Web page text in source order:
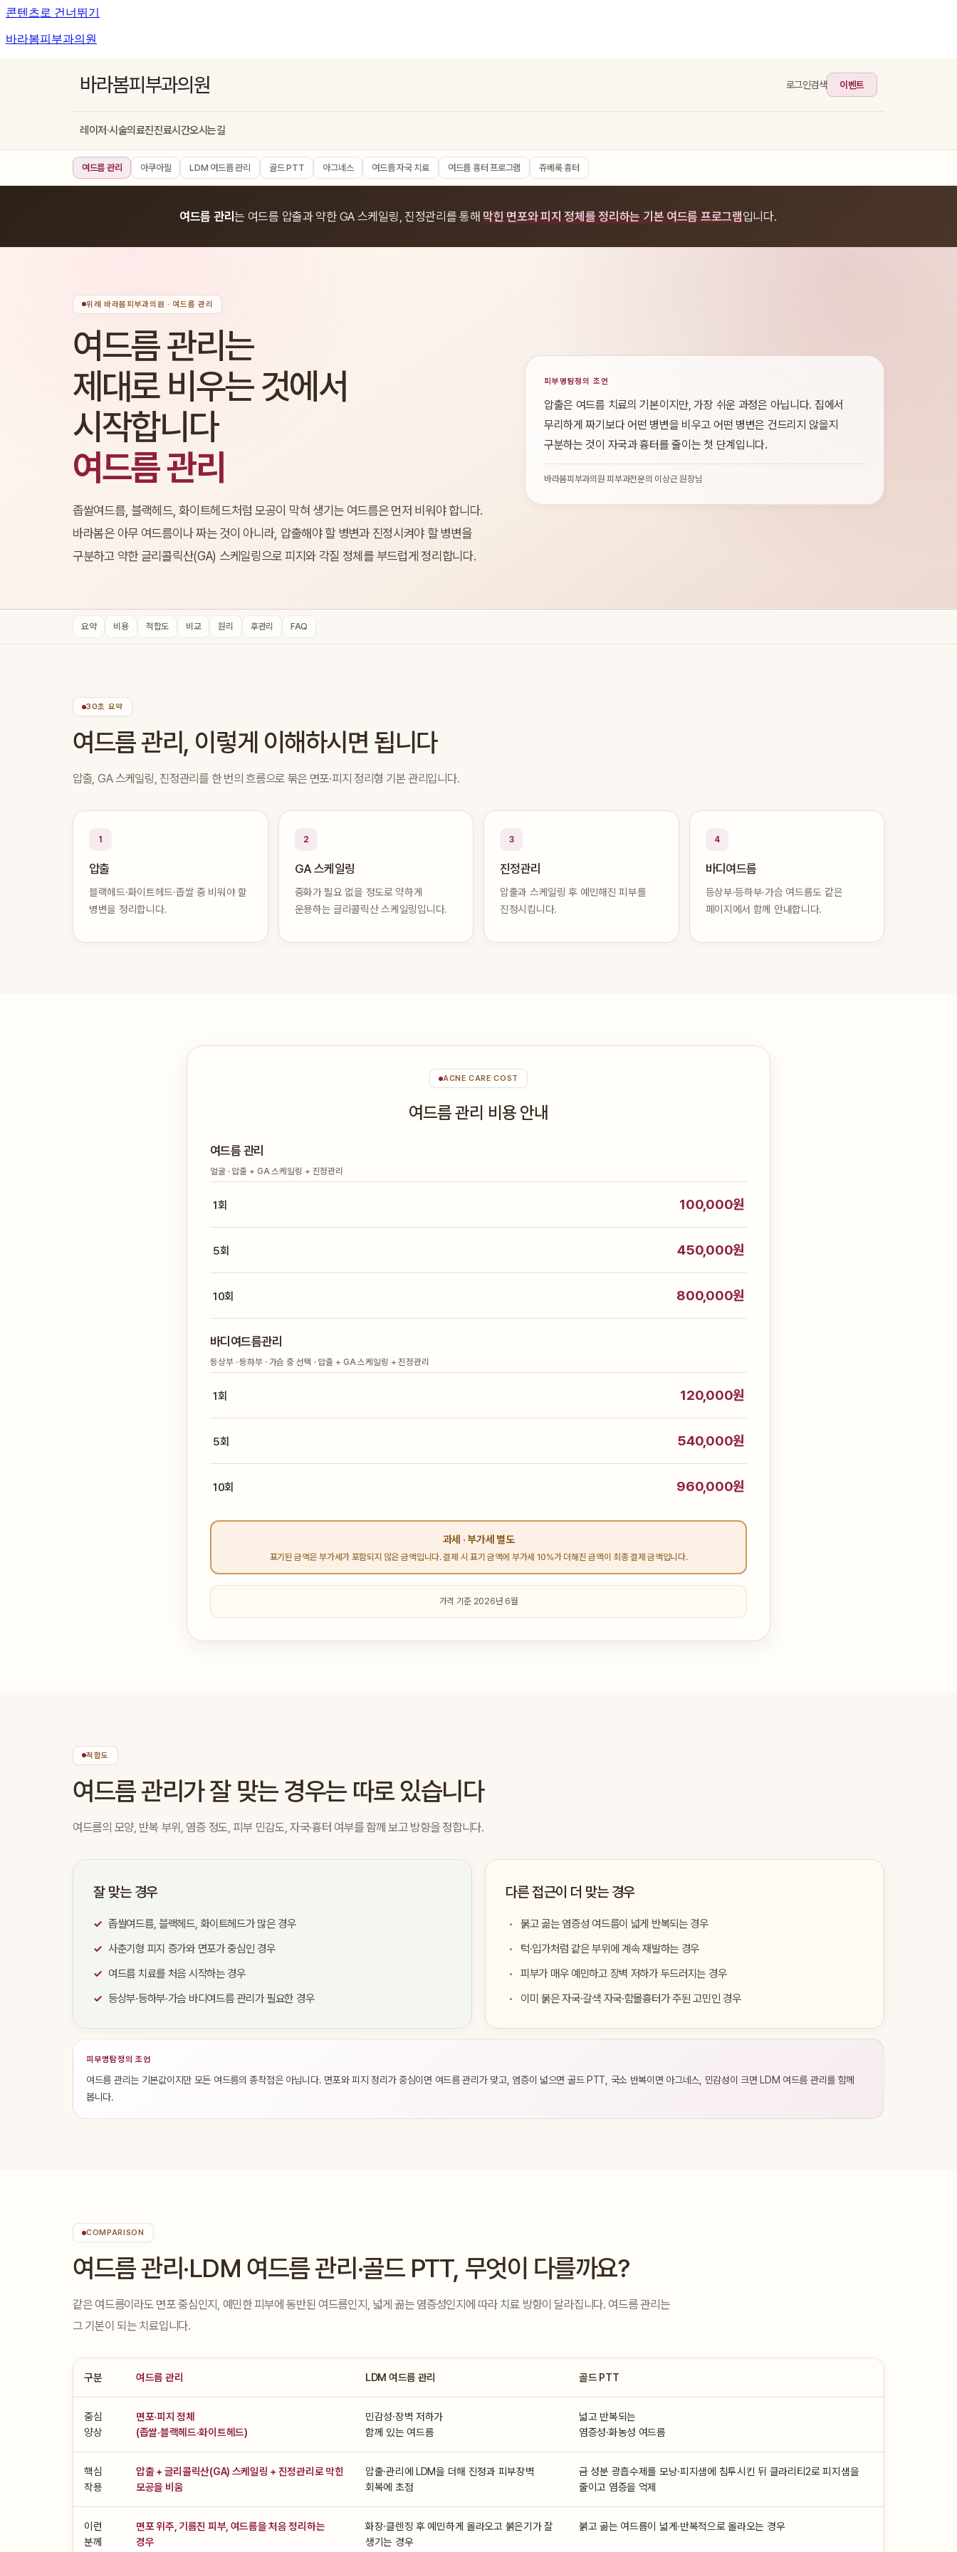
콘텐츠로 건너뛰기
바라봄피부과의원
바라봄피부과의원 로그인검색 이벤트
레이저·시술의료진진료시간오시는길
여드름 관리 아쿠아필 LDM 여드름 관리 골드 PTT 아그네스 여드름 자국 치료 여드름 흉터 프로그램 쥬베룩 흉터
여드름 관리는 여드름 압출과 약한 GA 스케일링, 진정관리를 통해막힌 면포와 피지 정체를 정리하는 기본 여드름 프로그램입니다.
위례 바라봄피부과의원 · 여드름 관리
여드름 관리는
제대로 비우는 것에서
시작합니다
여드름 관리
좁쌀여드름, 블랙헤드, 화이트헤드처럼 모공이 막혀 생기는 여드름은 먼저 비워야 합니다.
바라봄은 아무 여드름이나 짜는 것이 아니라, 압출해야 할 병변과 진정시켜야 할 병변을
구분하고 약한 글리콜릭산(GA) 스케일링으로 피지와 각질 정체를 부드럽게 정리합니다.
피부명탐정의 조언
압출은 여드름 치료의 기본이지만, 가장 쉬운 과정은 아닙니다. 집에서
무리하게 짜기보다 어떤 병변을 비우고 어떤 병변은 건드리지 않을지
구분하는 것이 자국과 흉터를 줄이는 첫 단계입니다.
바라봄피부과의원 피부과전문의 이상근 원장님
요약 비용 적합도 비교 원리 후관리 FAQ
30초 요약
여드름 관리, 이렇게 이해하시면 됩니다
압출, GA 스케일링, 진정관리를 한 번의 흐름으로 묶은 면포·피지 정리형 기본 관리입니다.
1
압출
블랙헤드·화이트헤드·좁쌀 중 비워야 할
병변을 정리합니다.
2
GA 스케일링
중화가 필요 없을 정도로 약하게
운용하는 글리콜릭산 스케일링입니다.
3
진정관리
압출과 스케일링 후 예민해진 피부를
진정시킵니다.
4
바디여드름
등상부·등하부·가슴 여드름도 같은
페이지에서 함께 안내합니다.
ACNE CARE COST
여드름 관리 비용 안내
여드름 관리
얼굴 · 압출 + GA 스케일링 + 진정관리
1회 100,000원
5회 450,000원
10회 800,000원
바디여드름관리
등상부 · 등하부 · 가슴 중 선택 · 압출 + GA 스케일링 + 진정관리
1회 120,000원
5회 540,000원
10회 960,000원
과세 · 부가세 별도
표기된 금액은 부가세가 포함되지 않은 금액입니다. 결제 시 표기 금액에 부가세 10%가 더해진 금액이 최종 결제 금액입니다.
가격 기준 2026년 6월
적합도
여드름 관리가 잘 맞는 경우는 따로 있습니다
여드름의 모양, 반복 부위, 염증 정도, 피부 민감도, 자국·흉터 여부를 함께 보고 방향을 정합니다.
잘 맞는 경우
좁쌀여드름, 블랙헤드, 화이트헤드가 많은 경우
사춘기형 피지 증가와 면포가 중심인 경우
여드름 치료를 처음 시작하는 경우
등상부·등하부·가슴 바디여드름 관리가 필요한 경우
다른 접근이 더 맞는 경우
붉고 곪는 염증성 여드름이 넓게 반복되는 경우
턱·입가처럼 같은 부위에 계속 재발하는 경우
피부가 매우 예민하고 장벽 저하가 두드러지는 경우
이미 붉은 자국·갈색 자국·함몰흉터가 주된 고민인 경우
피부명탐정의 조언
여드름 관리는 기본값이지만 모든 여드름의 종착점은 아닙니다. 면포와 피지 정리가 중심이면 여드름 관리가 맞고, 염증이 넓으면 골드 PTT, 국소 반복이면 아그네스, 민감성이 크면 LDM 여드름 관리를 함께
봅니다.
COMPARISON
여드름 관리·LDM 여드름 관리·골드 PTT, 무엇이 다를까요?
같은 여드름이라도 면포 중심인지, 예민한 피부에 동반된 여드름인지, 넓게 곪는 염증성인지에 따라 치료 방향이 달라집니다. 여드름 관리는
그 기본이 되는 치료입니다.
구분 여드름 관리 LDM 여드름 관리 골드 PTT
중심
양상
면포·피지 정체
(좁쌀·블랙헤드·화이트헤드)
민감성·장벽 저하가
함께 있는 여드름
넓고 반복되는
염증성·화농성 여드름
핵심
작용
압출 + 글리콜릭산(GA) 스케일링 + 진정관리로 막힌
모공을 비움
압출·관리에 LDM을 더해 진정과 피부장벽
회복에 초점
금 성분 광흡수제를 모낭·피지샘에 침투시킨 뒤 클라리티2로 피지샘을
줄이고 염증을 억제
이런
분께
면포 위주, 기름진 피부, 여드름을 처음 정리하는
경우
화장·클렌징 후 예민하게 올라오고 붉은기가 잘
생기는 경우
붉고 곪는 여드름이 넓게·반복적으로 올라오는 경우